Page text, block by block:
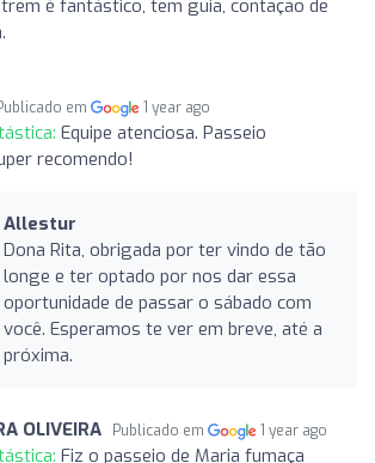
é fantástico, tem guia, contação de
em 1 year ago
Equipe atenciosa. Passeio
recomendo!
Allestur
Dona Rita, obrigada por ter vindo de tão
longe e ter optado por nos dar essa
oportunidade de passar o sábado com
você. Esperamos te ver em breve, até a
próxima.
OLIVEIRA Publicado em 1 year ago
Fiz o passeio de Maria fumaça